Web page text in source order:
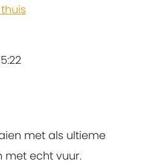
met als ultieme
met echt vuur.